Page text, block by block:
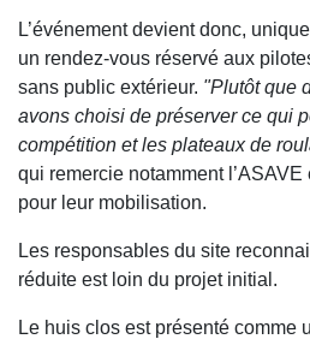
L’événement devient donc,
un rendez-vous réservé aux
sans public extérieur. "Plutôt que
avons choisi de préserver ce qui
compétition et les plateaux de
qui remercie notamment
pour leur mobilisation.
Les responsables du site
réduite est loin du projet initial.
Le huis clos est présenté comme